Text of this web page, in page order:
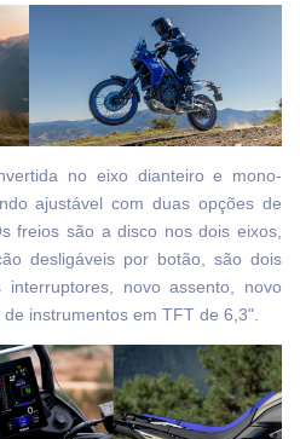
no eixo dianteiro e mono-
ajustável com duas opções de
freios são a disco nos dois eixos,
desligáveis por botão, são dois
novo assento, novo
instrumentos em TFT de 6,3".